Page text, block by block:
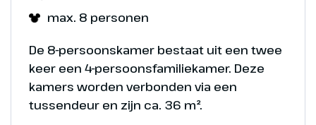
max. 8 personen
De 8-persoonskamer bestaat uit een twee
keer een 4-persoonsfamiliekamer. Deze
kamers worden verbonden via een
tussendeur en zijn ca. 36 m².
Een voorproefje van het Disneyland Park in Parijs
biedt een glimp van de betoverende wereld vol
je te wachten staat.
Foto's
Voorproefje van de magie in Disney Adventure
World